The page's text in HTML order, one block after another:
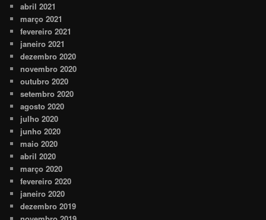
abril 2021
março 2021
fevereiro 2021
janeiro 2021
dezembro 2020
novembro 2020
outubro 2020
setembro 2020
agosto 2020
julho 2020
junho 2020
maio 2020
abril 2020
março 2020
fevereiro 2020
janeiro 2020
dezembro 2019